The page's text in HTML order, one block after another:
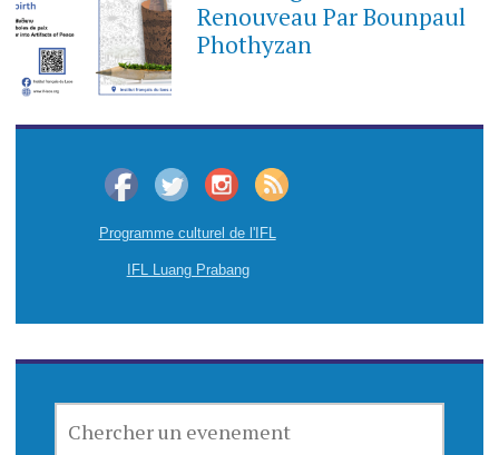
Renouveau Par Bounpaul
Phothyzan
Programme culturel de l'IFL
IFL Luang Prabang
UN